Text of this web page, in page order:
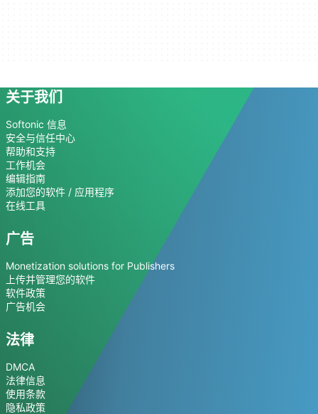
关于我们
Softonic 信息
安全与信任中心
帮助和支持
工作机会
编辑指南
添加您的软件 / 应用程序
在线工具
广告
Monetization solutions for Publishers
上传并管理您的软件
软件政策
广告机会
法律
DMCA
法律信息
使用条款
隐私政策